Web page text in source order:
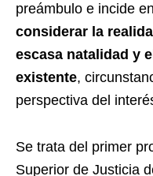
preámbulo e incide
considerar la
escasa natalidad y
existente,
perspectiva del
Se trata del primer
Superior de Justicia